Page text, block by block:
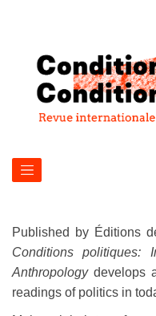
Published by Éditions
Conditions politiques:
Anthropology develops
readings of politics in